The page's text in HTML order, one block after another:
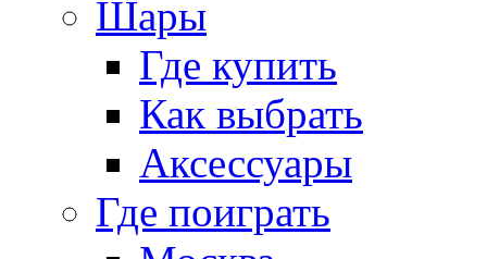
Шары
Где купить
Как выбрать
Аксессуары
Где поиграть